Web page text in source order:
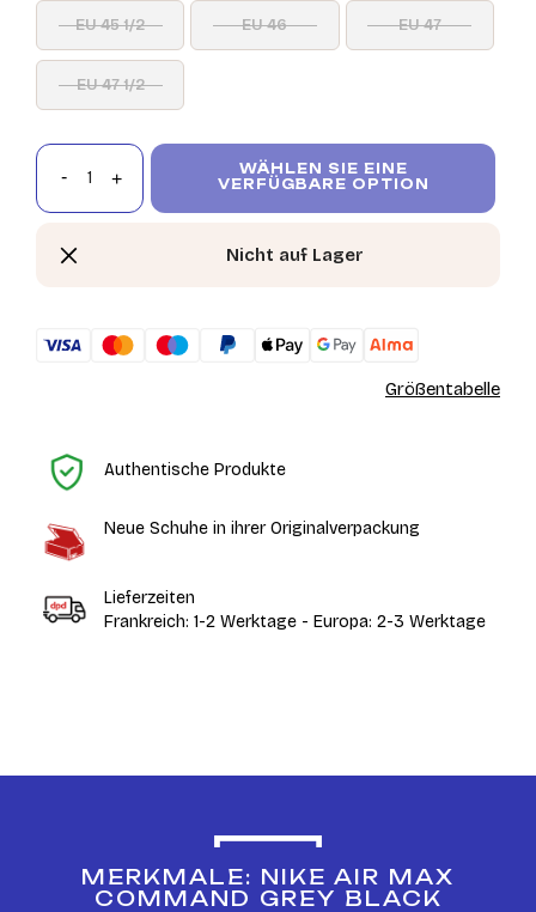
EU 45 1/2 EU 46 EU 47
EU 47 1/2
WÄHLEN SIE EINE
VERFÜGBARE OPTION
Nicht auf Lager
Größentabelle
Authentische Produkte
Neue Schuhe in ihrer Originalverpackung
Lieferzeiten
Frankreich: 1-2 Werktage - Europa: 2-3 Werktage
MERKMALE: NIKE AIR MAX
COMMAND GREY BLACK